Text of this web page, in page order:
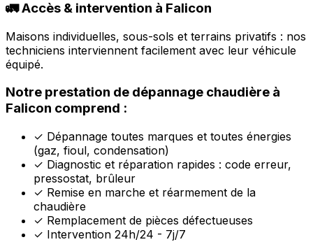
🚛 Accès & intervention à Falicon
Maisons individuelles, sous-sols et terrains privatifs : nos
techniciens interviennent facilement avec leur véhicule
équipé.
Notre prestation de dépannage chaudière à
Falicon comprend :
✓ Dépannage toutes marques et toutes énergies
(gaz, fioul, condensation)
✓ Diagnostic et réparation rapides : code erreur,
pressostat, brûleur
✓ Remise en marche et réarmement de la
chaudière
✓ Remplacement de pièces défectueuses
✓ Intervention 24h/24 - 7j/7